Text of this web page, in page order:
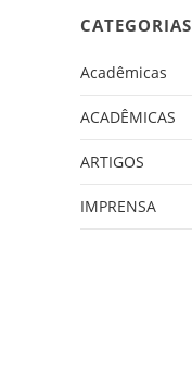
CATEGORIAS
Acadêmicas
ACADÊMICAS
ARTIGOS
IMPRENSA